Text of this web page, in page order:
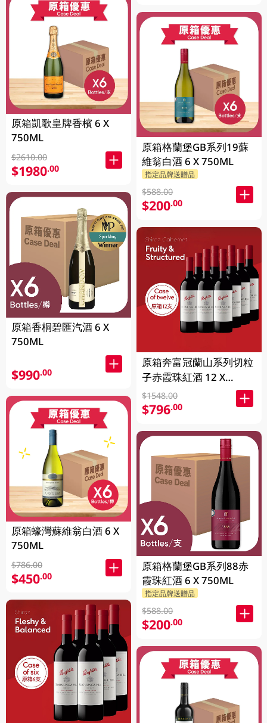
原箱凱歌皇牌香檳 6 X
750ML
$2610.00
$1980.00
原箱香桐碧匯汽酒 6 X
750ML
$990.00
原箱蠔灣蘇維翁白酒 6 X
750ML
$786.00
$450.00
原箱格蘭堡GB系列19蘇
維翁白酒 6 X 750ML
指定品牌送贈品
$588.00
$200.00
原箱奔富冠蘭山系列切粒
子赤霞珠紅酒 12 X
750ML
$1548.00
$796.00
原箱格蘭堡GB系列88赤
霞珠紅酒 6 X 750ML
指定品牌送贈品
$588.00
$200.00